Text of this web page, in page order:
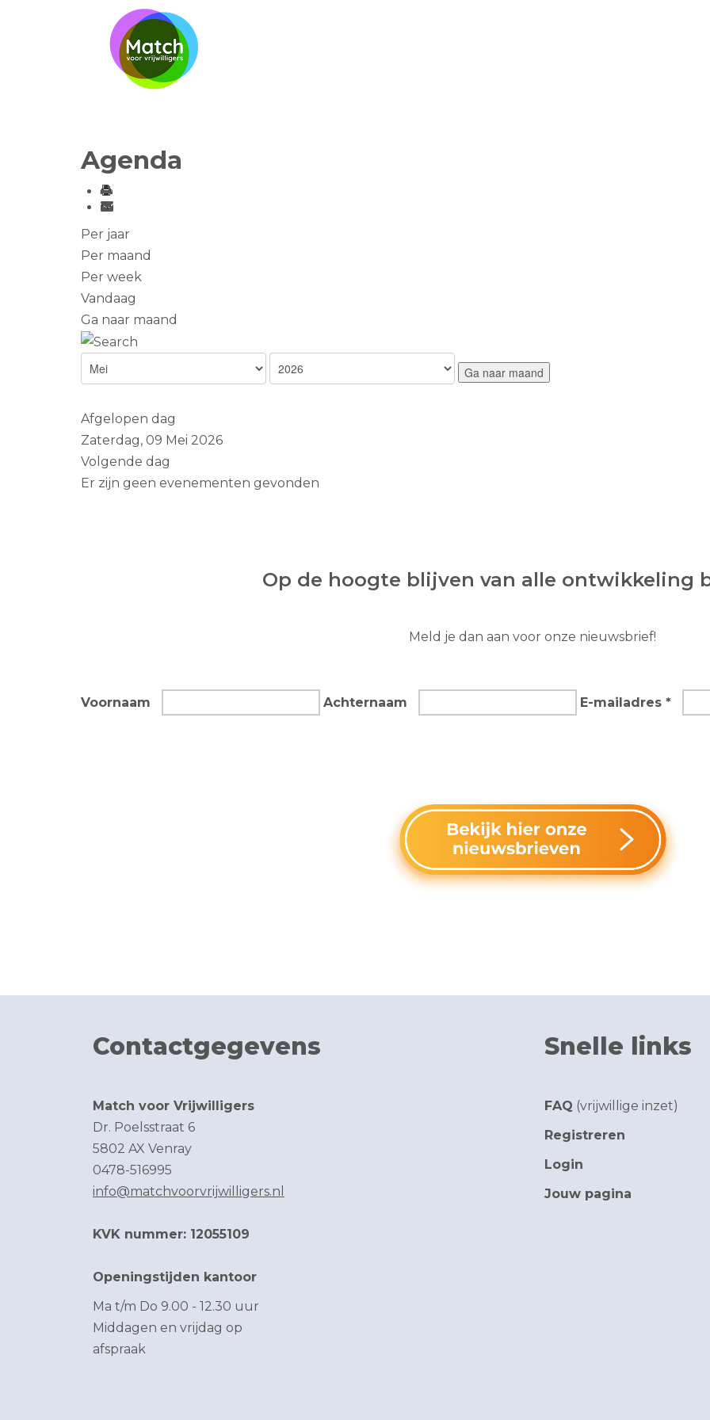
Agenda
Per jaar
Per maand
Per week
Vandaag
Ga naar maand
Ga naar maand
Afgelopen dag
Zaterdag, 09 Mei 2026
Volgende dag
Er zijn geen evenementen gevonden
Op de hoogte blijven van alle ontwikkeling
Meld je dan aan voor onze nieuwsbrief!
Voornaam Achternaam E-mailadres *
Contactgegevens
Match voor Vrijwilligers
Dr. Poelsstraat 6
5802 AX Venray
0478-516995
info@matchvoorvrijwilligers.nl
KVK nummer: 12055109
Openingstijden kantoor
Ma t/m Do 9.00 - 12.30 uur
Middagen en vrijdag op
afspraak
Snelle links
FAQ (vrijwillige inzet)
Registreren
Login
Jouw pagina